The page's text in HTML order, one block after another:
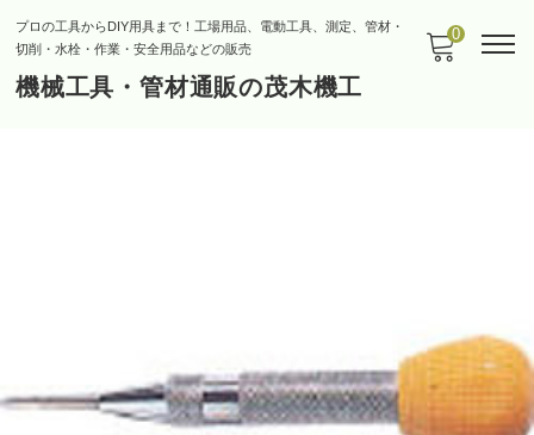
プロの工具からDIY用具まで！工場用品、電動工具、測定、管材・
切削・水栓・作業・安全用品などの販売
機械工具・管材通販の茂木機工
0